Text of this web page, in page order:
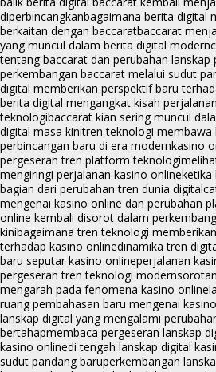
diperbincangkanbagaimana berita digital
berkaitan dengan baccaratbaccarat
yang muncul dalam berita digital modern
tentang baccarat dan perubahan
perkembangan baccarat melalui sudut
digital memberikan perspektif baru
berita digital mengangkat kisah
teknologibaccarat kian sering muncul
digital masa kinitren teknologi membawa
perbincangan baru di era modernkasino
pergeseran tren platform teknologi
mengiringi perjalanan kasino onlineketika
bagian dari perubahan tren dunia digital
mengenai kasino online dan perubahan
online kembali disorot dalam
kinibagaimana tren teknologi
terhadap kasino onlinedinamika tren
baru seputar kasino onlineperjalanan
pergeseran tren teknologi modern
mengarah pada fenomena kasino online
ruang pembahasan baru mengenai
lanskap digital yang mengalami
bertahapmembaca pergeseran lanskap
kasino onlinedi tengah lanskap digital
sudut pandang baruperkembangan